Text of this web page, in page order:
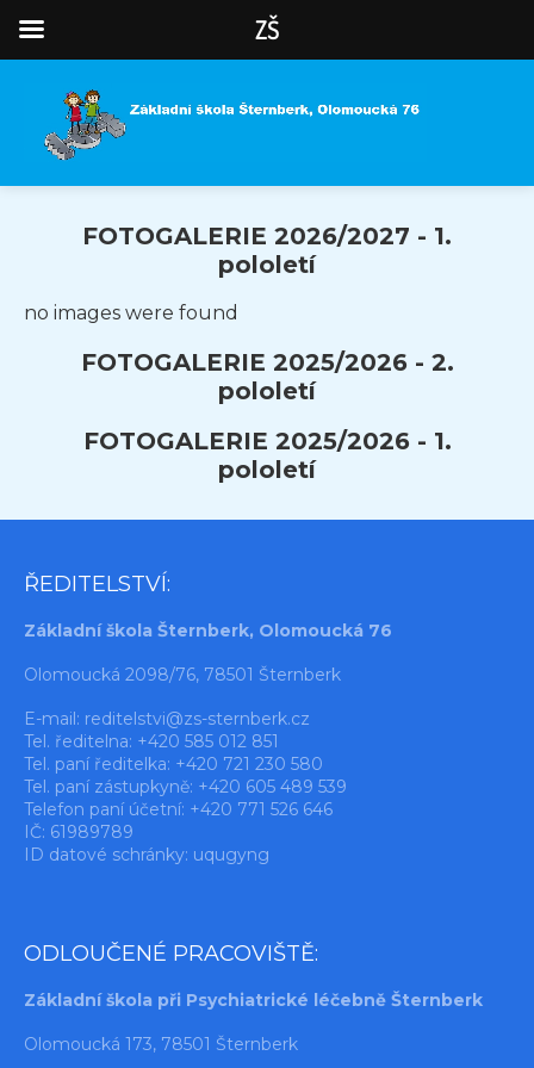
FOTOGALERIE 2026/2027 - 1.
pololetí
no images were found
FOTOGALERIE 2025/2026 - 2.
pololetí
FOTOGALERIE 2025/2026 - 1.
pololetí
ŘEDITELSTVÍ:
Základní škola Šternberk, Olomoucká 76
Olomoucká 2098/76, 78501 Šternberk
E-mail: reditelstvi@zs-sternberk.cz
Tel. ředitelna: +420 585 012 851
Tel. paní ředitelka: +420 721 230 580
Tel. paní zástupkyně: +420 605 489 539
Telefon paní účetní: +420 771 526 646
IČ: 61989789
ID datové schránky: uqugyng
ODLOUČENÉ PRACOVIŠTĚ:
Základní škola při Psychiatrické léčebně Šternberk
Olomoucká 173, 78501 Šternberk
ZŠ